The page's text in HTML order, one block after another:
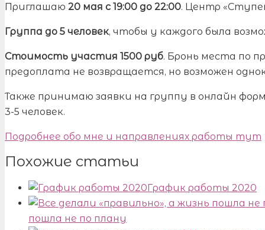
Приглашаю 20 мая с 19:00 до 22:00. Центр
Группа до 5 человек, чтобы у каждого была
Стоимость участия 1500 руб. Бронь места по
предоплата не возвращается, но возможен
Также принимаю заявки на группу в онлайн
3-5 человек.
Подробнее обо мне и направлениях работы тут
Похожие статьи
График работы 2020
пошла не по плану